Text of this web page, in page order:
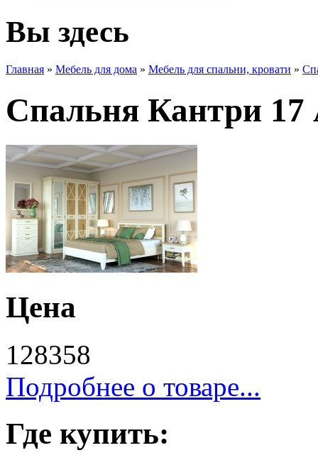
Вы здесь
Главная » Мебель для дома » Мебель для спальни, кровати »
Спальня Кантри 17
Цена
128358
Подробнее о товаре...
Где купить: